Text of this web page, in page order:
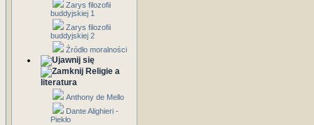
Zarys filozofii
buddyjskiej 1
Zarys filozofii
buddyjskiej 2
Źródło moralności
Religie a
literatura
Anthony de Mello
Dante Alighieri -
Piekło